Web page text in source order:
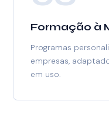
Formação à
Programas
empresas,
em uso.